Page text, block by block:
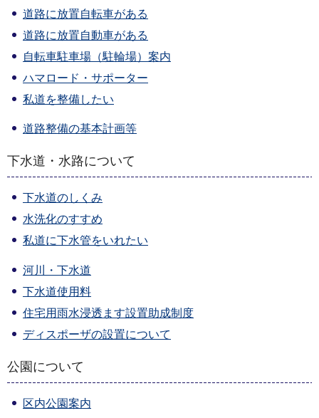
道路に放置自転車がある
道路に放置自動車がある
自転車駐車場（駐輪場）案内
ハマロード・サポーター
私道を整備したい
道路整備の基本計画等
下水道・水路について
下水道のしくみ
水洗化のすすめ
私道に下水管をいれたい
河川・下水道
下水道使用料
住宅用雨水浸透ます設置助成制度
ディスポーザの設置について
公園について
区内公園案内